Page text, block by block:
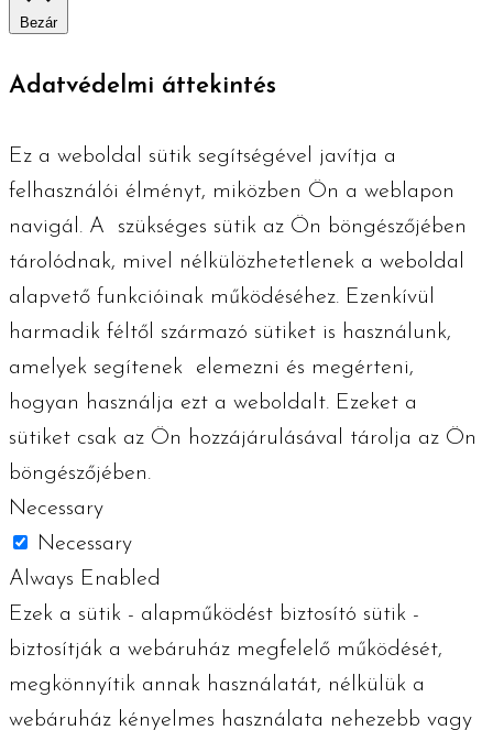
Bezár
Adatvédelmi áttekintés
Ez a weboldal sütik segítségével javítja a
felhasználói élményt, miközben Ön a weblapon
navigál. A szükséges ​​sütik az Ön böngészőjében
tárolódnak, mivel nélkülözhetetlenek a weboldal
alapvető funkcióinak működéséhez. Ezenkívül
harmadik féltől származó sütiket is használunk,
amelyek segítenek elemezni és megérteni,
hogyan használja ezt a weboldalt. Ezeket a
sütiket csak az Ön hozzájárulásával tárolja az Ön
böngészőjében.
Necessary
Necessary
Always Enabled
Ezek a sütik - alapműködést biztosító sütik -
biztosítják a webáruház megfelelő működését,
megkönnyítik annak használatát, nélkülük a
webáruház kényelmes használata nehezebb vagy